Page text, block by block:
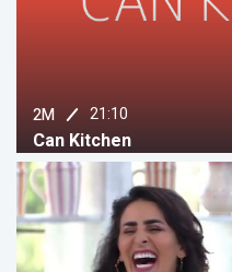
2M 21:10
Can Kitchen